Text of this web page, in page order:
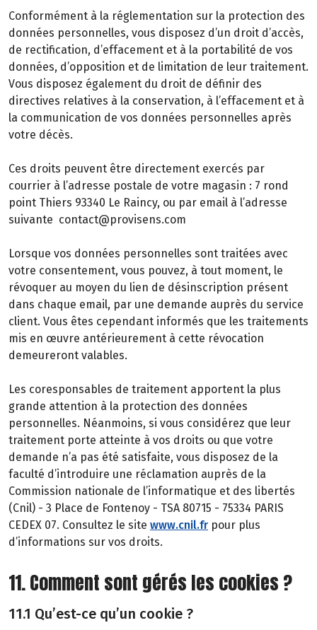
Conformément à la réglementation sur la protection des
données personnelles, vous disposez d’un droit d’accès,
de rectification, d’effacement et à la portabilité de vos
données, d’opposition et de limitation de leur traitement.
Vous disposez également du droit de définir des
directives relatives à la conservation, à l’effacement et à
la communication de vos données personnelles après
votre décès.
Ces droits peuvent être directement exercés par
courrier à l’adresse postale de votre magasin : 7 rond
point Thiers 93340 Le Raincy, ou par email à l’adresse
suivante contact@provisens.com
Lorsque vos données personnelles sont traitées avec
votre consentement, vous pouvez, à tout moment, le
révoquer au moyen du lien de désinscription présent
dans chaque email, par une demande auprès du service
client. Vous êtes cependant informés que les traitements
mis en œuvre antérieurement à cette révocation
demeureront valables.
Les coresponsables de traitement apportent la plus
grande attention à la protection des données
personnelles. Néanmoins, si vous considérez que leur
traitement porte atteinte à vos droits ou que votre
demande n’a pas été satisfaite, vous disposez de la
faculté d’introduire une réclamation auprès de la
Commission nationale de l’informatique et des libertés
(Cnil) - 3 Place de Fontenoy - TSA 80715 - 75334 PARIS
CEDEX 07. Consultez le site www.cnil.fr pour plus
d’informations sur vos droits.
11. Comment sont gérés les cookies ?
11.1 Qu’est-ce qu’un cookie ?